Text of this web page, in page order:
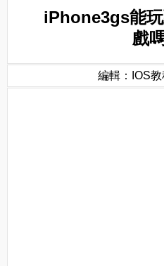
iPhone3gs能
戲
編輯：IOS